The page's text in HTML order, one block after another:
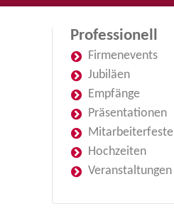
Professionell
Firmenevents
Jubiläen
Empfänge
Präsentationen
Mitarbeiterfeste
Hochzeiten
Veranstaltungen